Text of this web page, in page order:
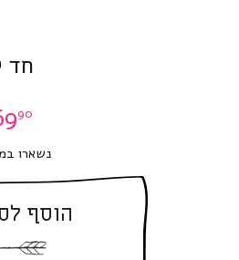
חד
90
נשארו
הוסף